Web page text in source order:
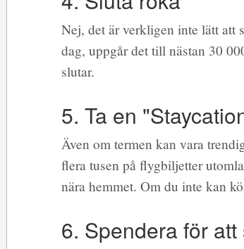
Nej, det är verkligen inte lätt att
dag, uppgår det till nästan 30
slutar.
5. Ta en
Även om termen kan vara
flera tusen på flygbiljetter
nära hemmet. Om du inte kan
6. Spendera för att